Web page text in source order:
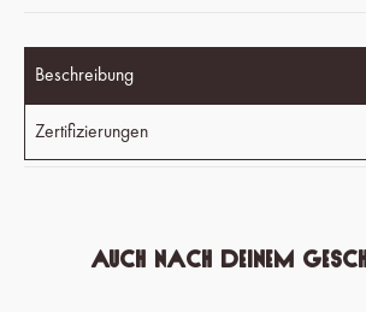
Beschreibung
Zertifizierungen
Auch nach deinem